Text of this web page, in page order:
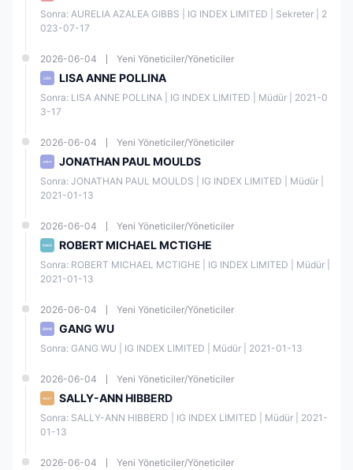
Bazı piyasalar için minimum işlem tutarı yüksektir
Kredi kartı yatırma ücretleri diğer aracı kurumlara göre yüksektir
Evet. IG ASIC (Avustralya), FCA (İngiltere), FSA (Japonya), FMA (Yeni
Zelanda), MAS (Singapur) ve DFSA (BAE) dahil olmak üzere birden
fazla düzenleyici otorite tarafından düzenlenmektedir.
lenen
Ülke
Düzen
lenen
uş
Lisans
alya
Menk
ul
Kıyme
tler ve
Komis
yonu
(ASIC
)
IG
AUST
LTD
Piyasa
Yapıcılı
51510
Finan
sal
İdare
(FCA)
IG
MARK
ETS
Yapıcılı
19535
Sonra: AURELIA AZALEA GIBBS | IG INDEX LIMITED | Sekreter | 2
023-07-17
2026-06-04 Yeni Yöneticiler/Yöneticiler
LISA ANNE POLLINA
Sonra: LISA ANNE POLLINA | IG INDEX LIMITED | Müdür | 2021-0
3-17
2026-06-04 Yeni Yöneticiler/Yöneticiler
JONATHAN PAUL MOULDS
Sonra: JONATHAN PAUL MOULDS | IG INDEX LIMITED | Müdür |
2021-01-13
2026-06-04 Yeni Yöneticiler/Yöneticiler
ROBERT MICHAEL MCTIGHE
Sonra: ROBERT MICHAEL MCTIGHE | IG INDEX LIMITED | Müdür |
2021-01-13
2026-06-04 Yeni Yöneticiler/Yöneticiler
GANG WU
Sonra: GANG WU | IG INDEX LIMITED | Müdür | 2021-01-13
2026-06-04 Yeni Yöneticiler/Yöneticiler
SALLY-ANN HIBBERD
Sonra: SALLY-ANN HIBBERD | IG INDEX LIMITED | Müdür | 2021-
01-13
2026-06-04 Yeni Yöneticiler/Yöneticiler